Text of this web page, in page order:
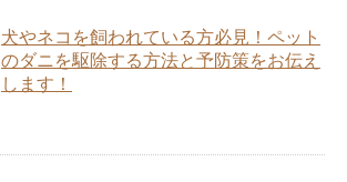
犬やネコを飼われている方必見！ペット
のダニを駆除する方法と予防策をお伝え
します！